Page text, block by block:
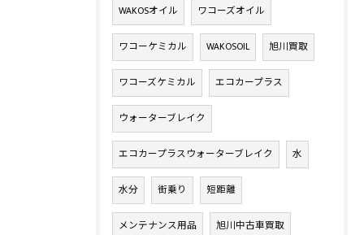
WAKOSオイル ワコーズオイル
ワコーケミカル WAKOSOIL 旭川買取
ワコーズケミカル エコカープラス
ウォーターブレイク
エコカープラスウォーターブレイク 水
水分 街乗り 短距離
メンテナンス用品 旭川中古車買取